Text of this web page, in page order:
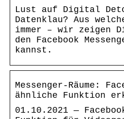
Lust auf Digital
Datenklau? Aus
immer – wir zeigen
den Facebook
kannst.
Messenger-Räume:
ähnliche Funktion
01.10.2021 —